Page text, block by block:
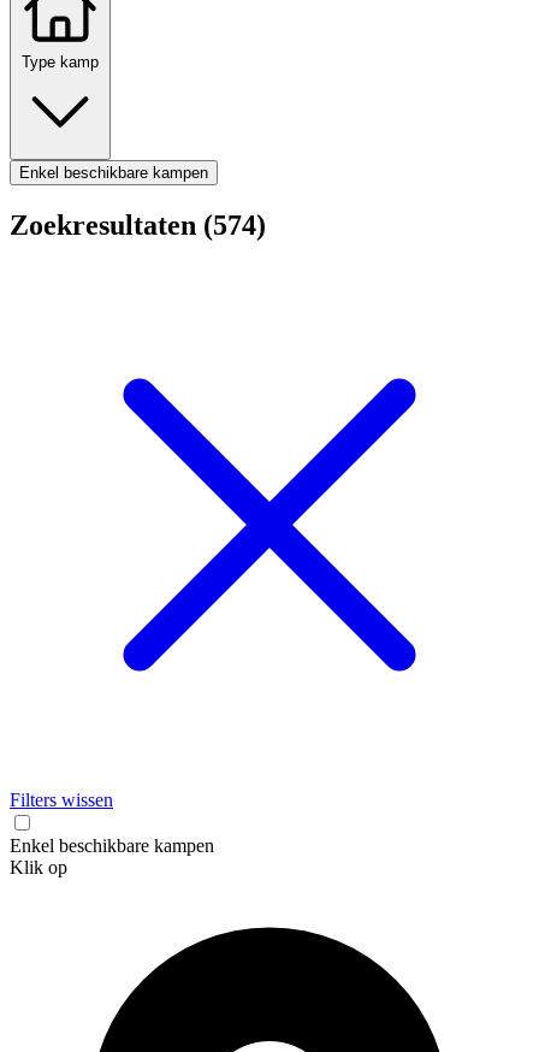
Type kamp
Enkel beschikbare kampen
Zoekresultaten (574)
Filters wissen
Enkel beschikbare kampen
Klik op